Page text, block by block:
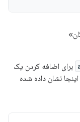
برای اضافه کردن یک
نشان داده شده